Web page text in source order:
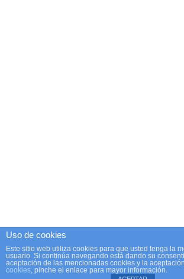
Uso de cookies
Este sitio web utiliza cookies para que usted tenga la
usuario. Si continúa navegando está dando su
aceptación de las mencionadas cookies y la
cookies, pinche el enlace para mayor información.